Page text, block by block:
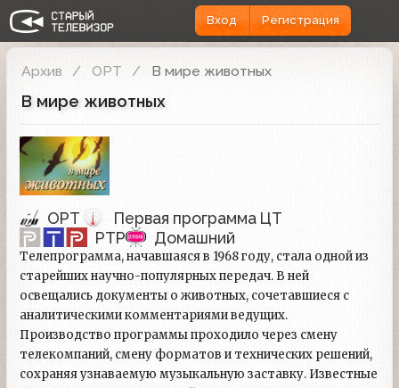
Вход Регистрация
Архив ОРТ В мире животных
В мире животных
ОРТ
Первая программа ЦТ
РТР
Домашний
Телепрограмма, начавшаяся в 1968 году, стала одной из
старейших научно-популярных передач. В ней
освещались документы о животных, сочетавшиеся с
аналитическими комментариями ведущих.
Производство программы проходило через смену
телекомпаний, смену форматов и технических решений,
сохраняя узнаваемую музыкальную заставку. Известные